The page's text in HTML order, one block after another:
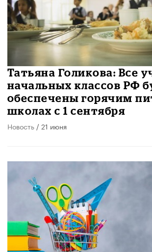
Татьяна Голикова: Все
начальных классов РФ
обеспечены горячим
школах с 1 сентября
Новость / 21 июня